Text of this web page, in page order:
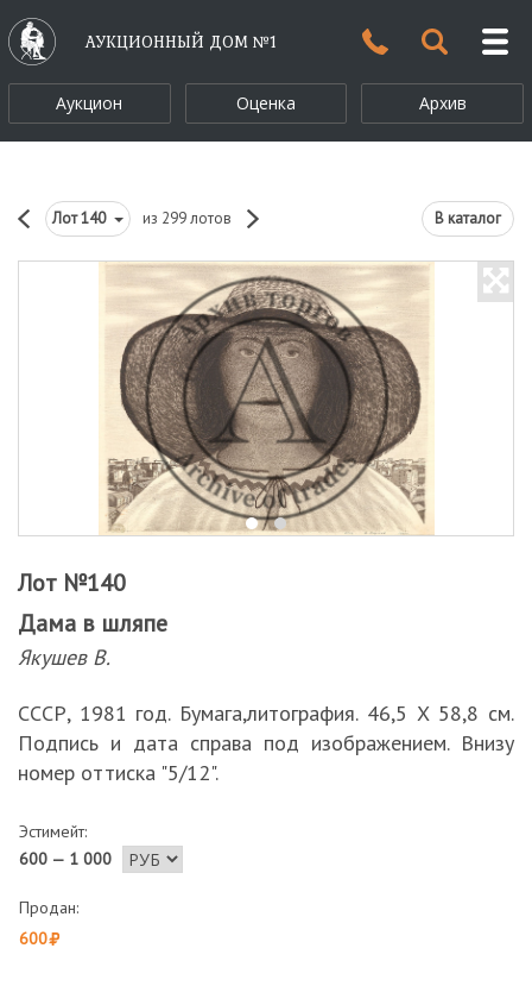
АУКЦИОННЫЙ ДОМ №1
Аукцион Оценка Архив
Лот140 из 299 лотов В каталог
Лот №140
Дама в шляпе
Якушев В.
СССР, 1981 год. Бумага,литография. 46,5 Х 58,8 см.
Подпись и дата справа под изображением. Внизу
номер оттиска "5/12".
Эстимейт:
600 — 1 000
Продан:
600